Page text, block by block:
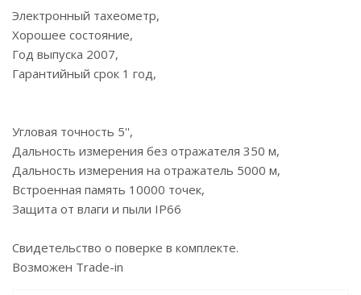
Электронный тахеометр,
Хорошее состояние,
Год выпуска 2007,
Гарантийный срок 1 год,
Угловая точность 5'',
Дальность измерения без отражателя 350 м,
Дальность измерения на отражатель 5000 м,
Встроенная память 10000 точек,
Защита от влаги и пыли IP66
Свидетельство о поверке в комплекте.
Возможен Trade-in